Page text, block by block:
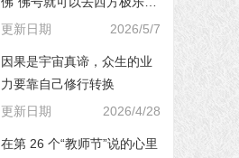
界，对吗？
更新日期 2026/5/7
因果是宇宙真谛，众生的业
力要靠自己修行转换
更新日期
2026/4/28
在第 26 个“教师节”说的心里